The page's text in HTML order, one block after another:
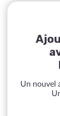
Un nouvel